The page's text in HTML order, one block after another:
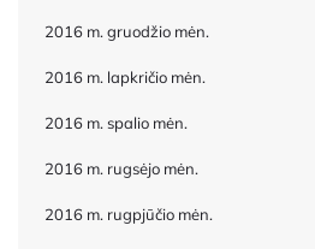
2016 m. gruodžio mėn.
2016 m. lapkričio mėn.
2016 m. spalio mėn.
2016 m. rugsėjo mėn.
2016 m. rugpjūčio mėn.